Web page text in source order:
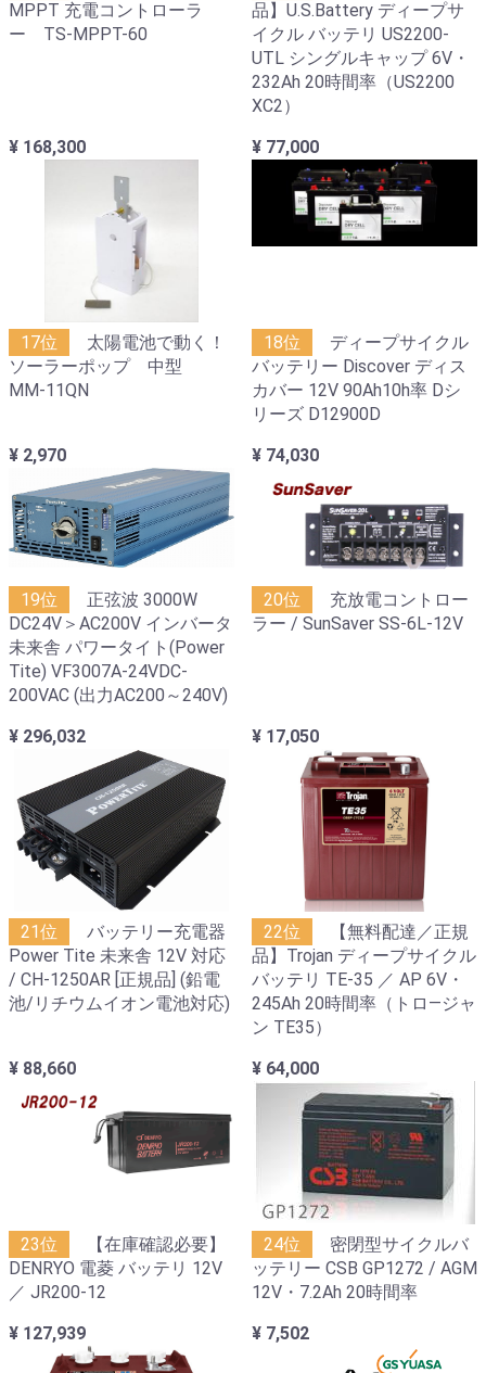
MPPT 充電コントローラ
ー TS-MPPT-60
¥ 168,300
品】U.S.Battery ディープサ
イクル バッテリ US2200-
UTL シングルキャップ 6V・
232Ah 20時間率（US2200
XC2）
¥ 77,000
17位
太陽電池で動く！
ソーラーポップ 中型
MM-11QN
¥ 2,970
18位
ディープサイクル
バッテリー Discover ディス
カバー 12V 90Ah10h率 Dシ
リーズ D12900D
¥ 74,030
19位
正弦波 3000W
DC24V＞AC200V インバータ
未来舎 パワータイト(Power
Tite) VF3007A-24VDC-
200VAC (出力AC200～240V)
¥ 296,032
20位
充放電コントロー
ラー / SunSaver SS-6L-12V
¥ 17,050
21位
バッテリー充電器
Power Tite 未来舎 12V 対応
/ CH-1250AR [正規品] (鉛電
池/リチウムイオン電池対応)
¥ 88,660
22位
【無料配達／正規
品】Trojan ディープサイクル
バッテリ TE-35 ／ AP 6V・
245Ah 20時間率（トロ―ジャ
ン TE35）
¥ 64,000
23位
【在庫確認必要】
DENRYO 電菱 バッテリ 12V
／ JR200-12
¥ 127,939
24位
密閉型サイクルバ
ッテリー CSB GP1272 / AGM
12V・7.2Ah 20時間率
¥ 7,502